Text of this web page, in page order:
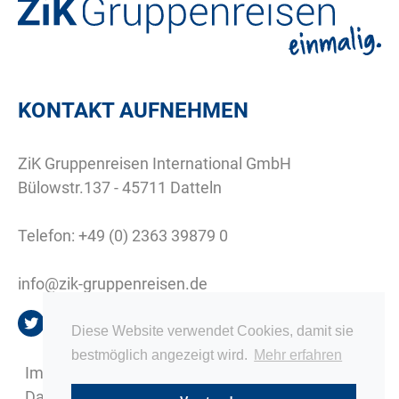
Diese Website verwendet Cookies, damit sie
bestmöglich angezeigt wird. Mehr erfahren
KONTAKT AUFNEHMEN
ZiK Gruppenreisen International GmbH
Bülowstr.137 - 45711 Datteln
Telefon: +49 (0) 2363 39879 0
info@zik-gruppenreisen.de
Impressum